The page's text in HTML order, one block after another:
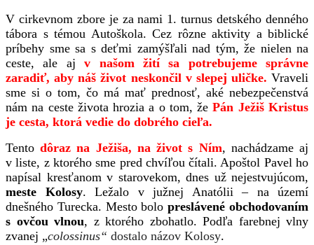
V cirkevnom zbore je za nami 1. turnus detského denného
tábora s témou Autoškola. Cez rôzne aktivity a biblické
príbehy sme sa s deťmi zamýšľali nad tým, že nielen na
ceste, ale ajv našom žití sa potrebujeme správne
zaradiť, aby náš život neskončil v slepej uličke. Vraveli
sme si o tom, čo má mať prednosť, aké nebezpečenstvá
nám na ceste života hrozia a o tom, žePán Ježiš Kristus
je cesta, ktorá vedie do dobrého cieľa.
Tentodôraz na Ježiša, na život s Ním, nachádzame aj
v liste, z ktorého sme pred chvíľou čítali. Apoštol Pavel ho
napísal kresťanom v starovekom, dnes už nejestvujúcom,
meste Kolosy. Ležalo v južnej Anatólii – na území
dnešného Turecka. Mesto bolopreslávené obchodovaním
s ovčou vlnou, z ktorého zbohatlo. Podľa farebnej vlny
zvanej „colossinus“ dostalo názov Kolosy.